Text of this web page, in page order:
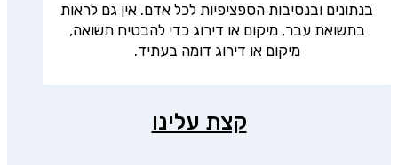
בנתונים ובנסיבות הספציפיות לכל אדם. אין גם לראות
בתשואת עבר, מיקום או דירוג כדי להבטיח תשואה,
מיקום או דירוג דומה בעתיד.
קצת עלינו